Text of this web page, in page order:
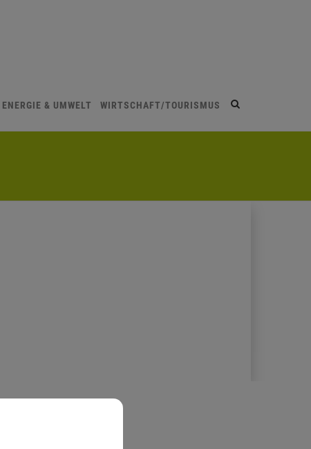
Site
toggle
ENERGIE & UMWELT WIRTSCHAFT/TOURISMUS